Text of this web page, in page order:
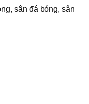
sân đá bóng, sân